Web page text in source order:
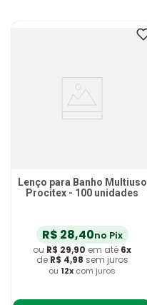
Lenço para Banho Multiuso
Procitex - 100 unidades
R$ 28,40no Pix
ou R$ 29,90 em até 6x
de R$ 4,98 sem juros
ou 12x com juros
Gaze